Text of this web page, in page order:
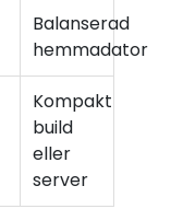
Balanserad
hemmadator
Kompakt
build
eller
server